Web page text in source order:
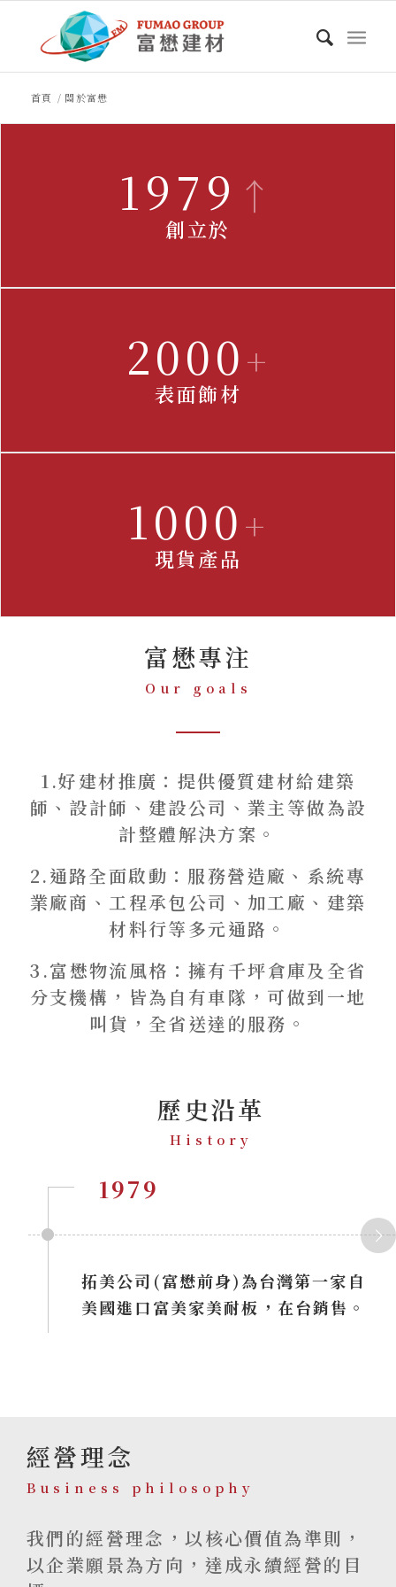
首頁 / 關於富懋
1979 ↑
創立於
2000+
表面飾材
1000+
現貨產品
富懋專注
Our goals
1.好建材推廣：提供優質建材給建築
師、設計師、建設公司、業主等做為設
計整體解決方案。
2.通路全面啟動：服務營造廠、系統專
業廠商、工程承包公司、加工廠、建築
材料行等多元通路。
3.富懋物流風格：擁有千坪倉庫及全省
分支機構，皆為自有車隊，可做到一地
叫貨，全省送達的服務。
歷史沿革
History
1979
拓美公司(富懋前身)為台灣第一家自
美國進口富美家美耐板，在台銷售。
經營理念
Business philosophy
我們的經營理念，以核心價值為準則，
以企業願景為方向，達成永續經營的目